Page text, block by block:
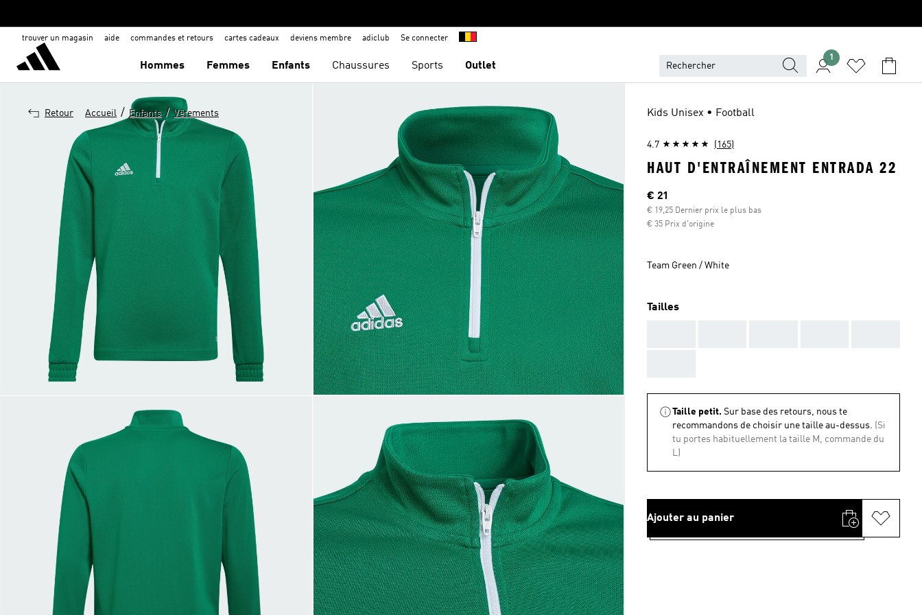
trouver un magasin aide commandes et retours cartes cadeaux deviens membre adiclub Se connecter
Hommes Femmes Enfants Chaussures Sports Outlet
1
Retour Accueil / Enfants / Vêtements Kids Unisex • Football
4.7 (165)
HAUT D'ENTRAÎNEMENT ENTRADA 22
Current price
€ 21
€ 19,25 Dernier prix le plus bas
€ 35 Prix d'origine
Team Green / White
Tailles
Taille petit. Sur base des retours, nous te
recommandons de choisir une taille au-dessus. (Si
tu portes habituellement la taille M, commande du
L)
Ajouter au panier